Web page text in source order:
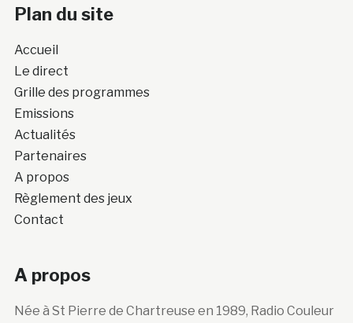
Plan du site
Accueil
Le direct
Grille des programmes
Emissions
Actualités
Partenaires
A propos
Règlement des jeux
Contact
A propos
Née à St Pierre de Chartreuse en 1989, Radio Couleur